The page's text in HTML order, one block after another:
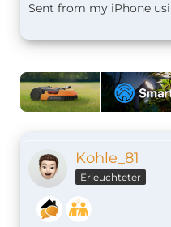
Sent from my iPhone
Kohle_81
Erleuchteter